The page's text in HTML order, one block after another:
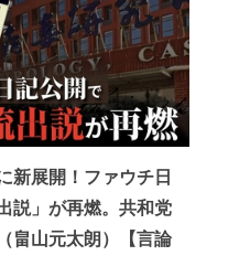
新展開！ファウチ日
説」が再燃。共和党
畠山元太朗）【言論